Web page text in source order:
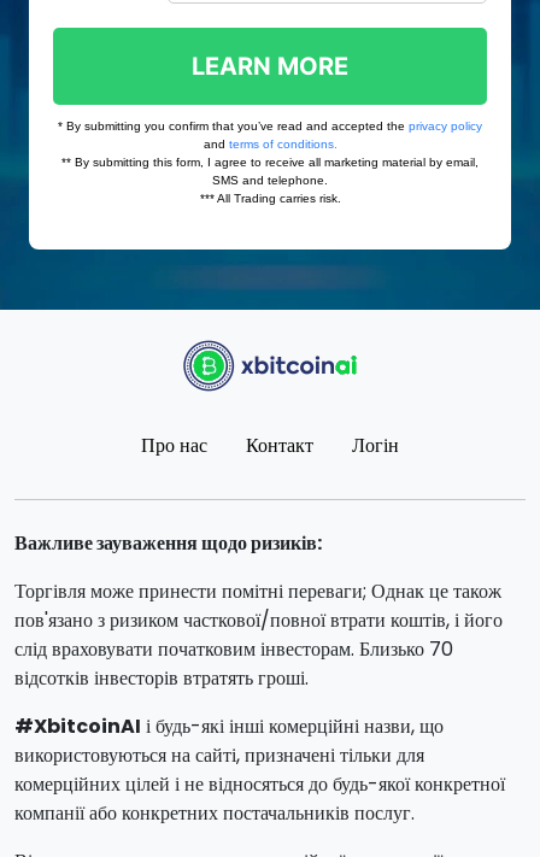
Про нас Контакт Логін
Важливе зауваження щодо ризиків:
Торгівля може принести помітні переваги; Однак це також
пов'язано з ризиком часткової/повної втрати коштів, і його
слід враховувати початковим інвесторам. Близько 70
відсотків інвесторів втратять гроші.
#XbitcoinAI і будь-які інші комерційні назви, що
використовуються на сайті, призначені тільки для
комерційних цілей і не відносяться до будь-якої конкретної
компанії або конкретних постачальників послуг.